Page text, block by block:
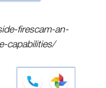
firescam-an-
capabilities/